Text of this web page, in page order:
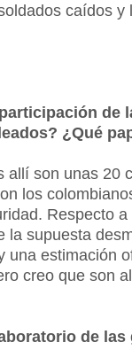
caídos y
de
¿Qué
allí son unas 20
los
Respecto a
la supuesta
una estimación
creo que son
de las